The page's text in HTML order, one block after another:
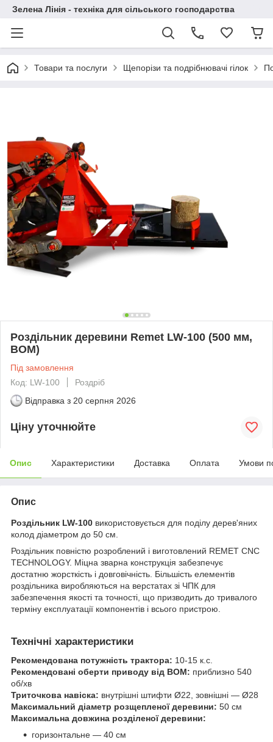
Зелена Лінія - техніка для сільського господарства
Товари та послуги Щепорізи та подрібнювачі гілок
Роздільник деревини Remet LW-100 (500 мм,
BOM)
Під замовлення
Код: LW-100
Роздріб
Відправка з 20 серпня 2026
Ціну уточнюйте
Опис Характеристики Доставка Оплата Умови
Опис
Роздільник LW-100 використовується для поділу дерев'яних
колод діаметром до 50 см.
Роздільник повністю розроблений і виготовлений REMET CNC
TECHNOLOGY. Міцна зварна конструкція забезпечує
достатню жорсткість і довговічність. Більшість елементів
роздільника виробляються на верстатах зі ЧПК для
забезпечення якості та точності, що призводить до тривалого
терміну експлуатації компонентів і всього пристрою.
Технічні характеристики
Рекомендована потужність трактора: 10-15 к.с.
Рекомендовані оберти приводу від ВОМ: приблизно 540
об/хв
Триточкова навіска: внутрішні штифти Ø22, зовнішні — Ø28
Максимальний діаметр розщепленої деревини: 50 см
Максимальна довжина розділеної деревини:
горизонтальне — 40 см